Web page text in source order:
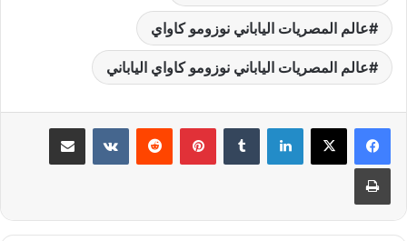
عالم المصريات الياباني نوزومو كاواي
عالم المصريات الياباني نوزومو كاواي الياباني
لينكدإن بينتيريست